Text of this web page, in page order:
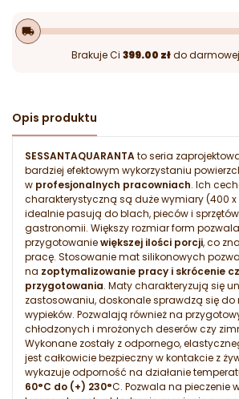
local_shipping
Brakuje Ci 399.00 złdo
Opis produktu
SESSANTAQUARANTAto seria
bardziej efektowym wykorzystaniu
w profesjonalnych pracowniach. Ich
charakterystyczną są duże wymiary (400 x
idealnie pasują do blach, pieców i
gastronomii. Większy rozmiar form
przygotowaniewiększej ilości porcji, co
pracę. Stosowanie mat silikonowych
na zoptymalizowanie pracy i skrócenie
przygotowania. Maty charakteryzują się
zastosowaniu, doskonale sprawdzą się do
wypieków. Pozwalają również na
chłodzonych i mrożonych deserów czy
Wykonane zostały z odpornego,
jest całkowicie bezpieczny w kontakcie z
wykazuje odporność na działanie
60°C do (+) 230°C. Pozwala na pieczenie